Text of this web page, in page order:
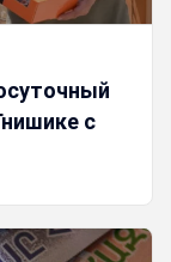
с